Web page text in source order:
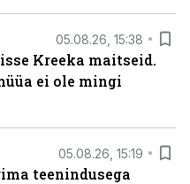
05.08.26, 15:38
Kreeka maitseid.
ei ole mingi
05.08.26, 15:19
teenindusega